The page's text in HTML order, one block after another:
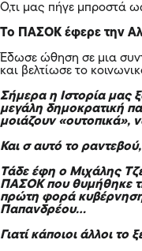
Ο,τι μας πήγε μπροστά
Το ΠΑΣΟΚ έφερε την
Έδωσε ώθηση σε μια
και βελτίωσε το
Σήμερα η Ιστορία μας
μεγάλη δημοκρατική
μοιάζουν «ουτοπικά»,
Και σ αυτό το
Τάδε έφη ο Μιχάλης
ΠΑΣΟΚ που θυμήθηκε
πρώτη φορά
Παπανδρέου…
Γιατί κάποιοι άλλοι το